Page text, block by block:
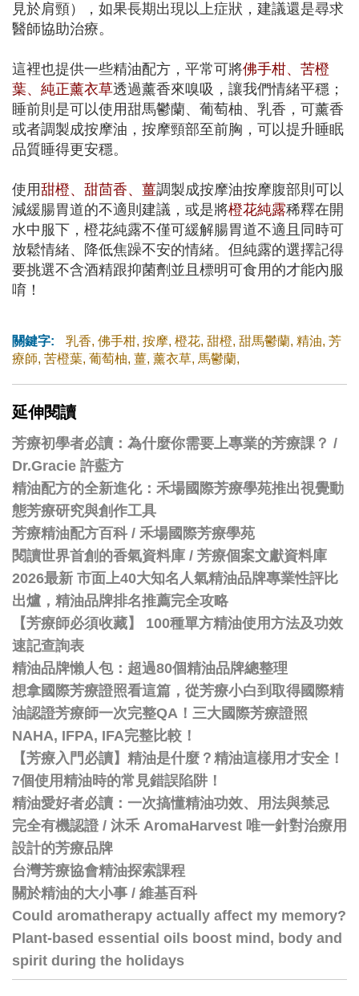
見於肩頸），如果長期出現以上症狀，建議還是尋求
醫師協助治療。
這裡也提供一些精油配方，平常可將佛手柑、苦橙
葉、純正薰衣草透過薰香來嗅吸，讓我們情緒平穩；
睡前則是可以使用甜馬鬱蘭、葡萄柚、乳香，可薰香
或者調製成按摩油，按摩頸部至前胸，可以提升睡眠
品質睡得更安穩。
使用甜橙、甜茴香、薑調製成按摩油按摩腹部則可以
減緩腸胃道的不適則建議，或是將橙花純露稀釋在開
水中服下，橙花純露不僅可緩解腸胃道不適且同時可
放鬆情緒、降低焦躁不安的情緒。但純露的選擇記得
要挑選不含酒精跟抑菌劑並且標明可食用的才能內服
唷！
關鍵字: 乳香, 佛手柑, 按摩, 橙花, 甜橙, 甜馬鬱蘭, 精油, 芳
療師, 苦橙葉, 葡萄柚, 薑, 薰衣草, 馬鬱蘭,
延伸閱讀
芳療初學者必讀：為什麼你需要上專業的芳療課？ /
Dr.Gracie 許藍方
精油配方的全新進化：禾場國際芳療學苑推出視覺動
態芳療研究與創作工具
芳療精油配方百科 / 禾場國際芳療學苑
閱讀世界首創的香氣資料庫 / 芳療個案文獻資料庫
2026最新 市面上40大知名人氣精油品牌專業性評比
出爐，精油品牌排名推薦完全攻略
【芳療師必須收藏】 100種單方精油使用方法及功效
速記查詢表
精油品牌懶人包：超過80個精油品牌總整理
想拿國際芳療證照看這篇，從芳療小白到取得國際精
油認證芳療師一次完整QA！三大國際芳療證照
NAHA, IFPA, IFA完整比較！
【芳療入門必讀】精油是什麼？精油這樣用才安全！
7個使用精油時的常見錯誤陷阱！
精油愛好者必讀：一次搞懂精油功效、用法與禁忌
完全有機認證 / 沐禾 AromaHarvest 唯一針對治療用
設計的芳療品牌
台灣芳療協會精油探索課程
關於精油的大小事 / 維基百科
Could aromatherapy actually affect my memory?
Plant-based essential oils boost mind, body and
spirit during the holidays